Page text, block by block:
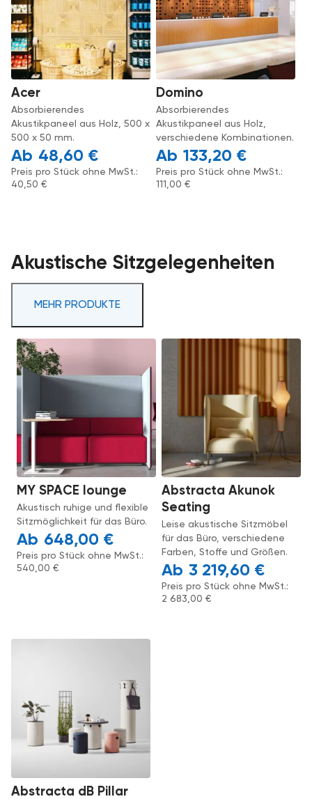
Acer
Absorbierendes
Akustikpaneel aus Holz, 500 x
500 x 50 mm.
48,60 €
Preis pro Stück ohne MwSt.:
40,50 €
Domino
Absorbierendes
Akustikpaneel aus Holz,
verschiedene Kombinationen.
133,20 €
Preis pro Stück ohne MwSt.:
111,00 €
Akustische Sitzgelegenheiten
MEHR PRODUKTE
MY SPACE lounge
Akustisch ruhige und flexible
Sitzmöglichkeit für das Büro.
648,00 €
Preis pro Stück ohne MwSt.:
540,00€
Abstracta Akunok
Seating
Leise akustische Sitzmöbel
für das Büro, verschiedene
Farben, Stoffe und Größen.
3 219,60 €
Preis pro Stück ohne MwSt.:
2 683,00€
Abstracta dB Pillar